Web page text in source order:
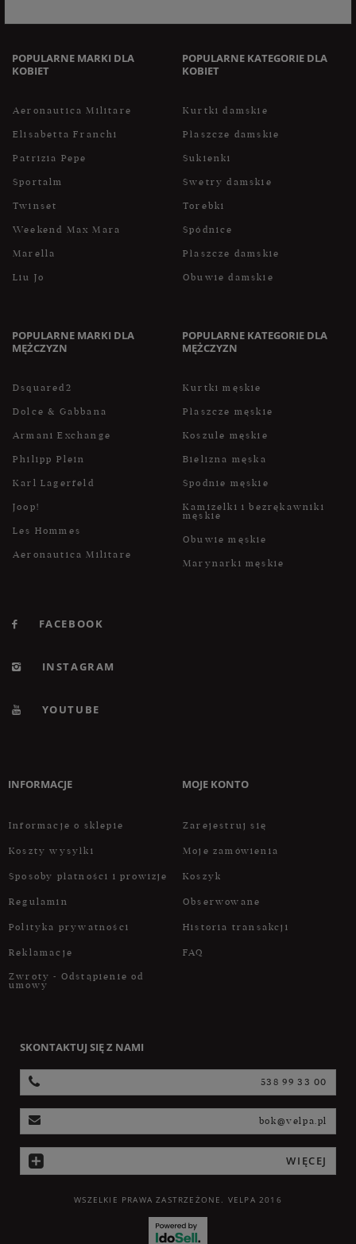
POPULARNE MARKI DLA
KOBIET
Aeronautica Militare
Elisabetta Franchi
Patrizia Pepe
Sportalm
Twinset
Weekend Max Mara
Marella
Liu Jo
POPULARNE KATEGORIE DLA
KOBIET
Kurtki damskie
Płaszcze damskie
Sukienki
Swetry damskie
Torebki
Spódnice
Płaszcze damskie
Obuwie damskie
POPULARNE MARKI DLA
MĘŻCZYZN
Dsquared2
Dolce & Gabbana
Armani Exchange
Philipp Plein
Karl Lagerfeld
Joop!
Les Hommes
Aeronautica Militare
POPULARNE KATEGORIE DLA
MĘŻCZYZN
Kurtki męskie
Płaszcze męskie
Koszule męskie
Bielizna męska
Spodnie męskie
Kamizelki i bezrękawniki
męskie
Obuwie męskie
Marynarki męskie
FACEBOOK
INSTAGRAM
YOUTUBE
INFORMACJE
Informacje o sklepie
Koszty wysyłki
Sposoby płatności i prowizje
Regulamin
Polityka prywatności
Reklamacje
Zwroty - Odstąpienie od
umowy
MOJE KONTO
Zarejestruj się
Moje zamówienia
Koszyk
Obserwowane
Historia transakcji
FAQ
SKONTAKTUJ SIĘ Z NAMI
538 99 33 00
bok@velpa.pl
WIĘCEJ
WSZELKIE PRAWA ZASTRZEŻONE. VELPA 2016